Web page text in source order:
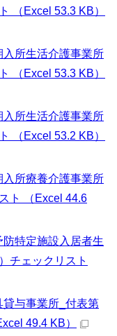
（Excel 53.3 KB）
所生活介護事業所
（Excel 53.3 KB）
所生活介護事業所
（Excel 53.2 KB）
所療養介護事業所
ト （Excel 44.6
特定施設入居者生
チェックリスト
与事業所_付表第
49.4 KB）